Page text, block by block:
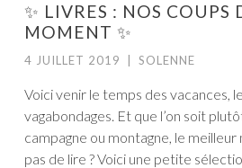
✨ LIVRES : NOS COUPS
MOMENT ✨
4 JUILLET 2019 SOLENNE
Voici venir le temps des vacances,
vagabondages. Et que l’on soit
campagne ou montagne, le meilleur
pas de lire ? Voici une petite